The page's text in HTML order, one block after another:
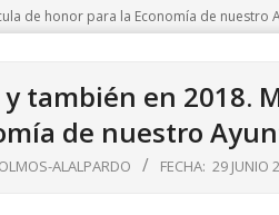
de honor para la Economía de nuestro
y también en
de nuestro
ALALPARDO FECHA: 29 JUNIO